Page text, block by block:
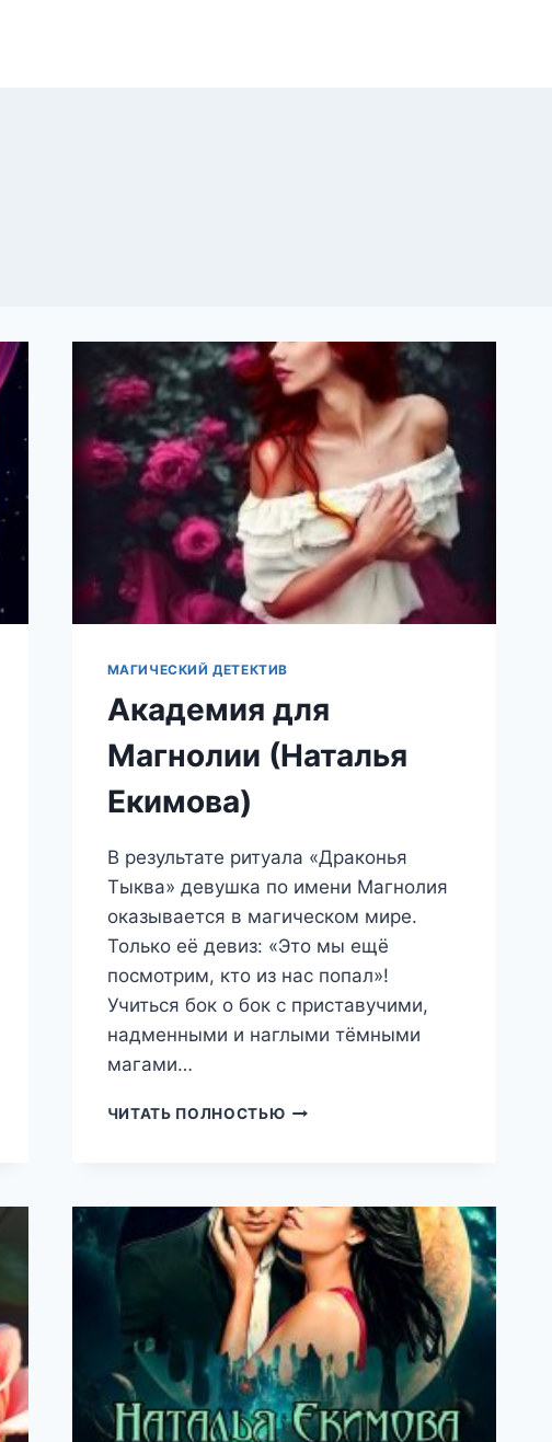
МАГИЧЕСКИЙ ДЕТЕКТИВ
Академия для
Магнолии (Наталья
Екимова)
В результате ритуала «Драконья
Тыква» девушка по имени Магнолия
оказывается в магическом мире.
Только её девиз: «Это мы ещё
посмотрим, кто из нас попал»!
Учиться бок о бок с приставучими,
надменными и наглыми тёмными
магами…
ЧИТАТЬ ПОЛНОСТЬЮ АКАДЕМИЯ